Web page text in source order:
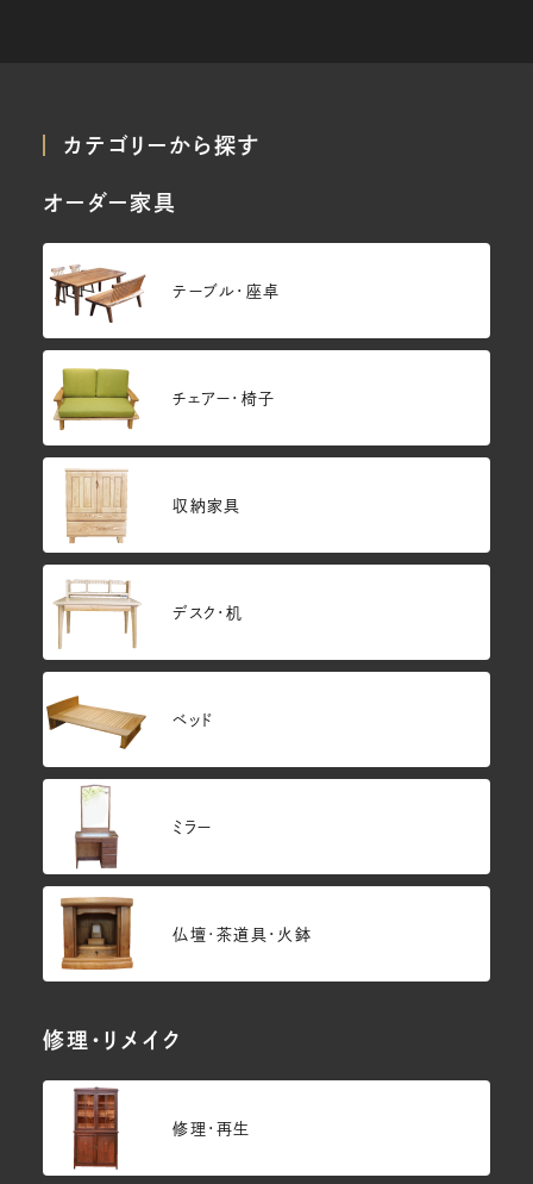
カテゴリーから探す
オーダー家具
テーブル・座卓
チェアー・椅子
収納家具
デスク・机
ベッド
ミラー
仏壇･茶道具・火鉢
修理・リメイク
修理・再生